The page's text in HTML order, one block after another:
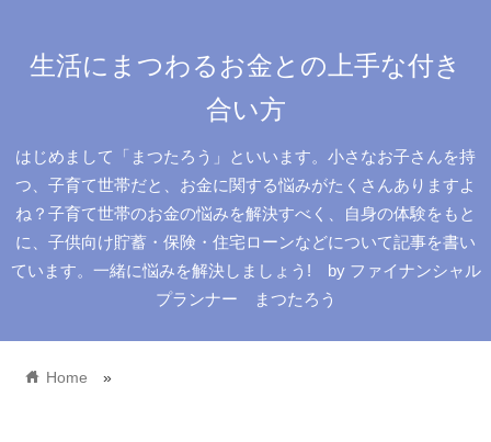
生活にまつわるお金との上手な付き
合い方
はじめまして「まつたろう」といいます。小さなお子さんを持
つ、子育て世帯だと、お金に関する悩みがたくさんありますよ
ね？子育て世帯のお金の悩みを解決すべく、自身の体験をもと
に、子供向け貯蓄・保険・住宅ローンなどについて記事を書い
ています。一緒に悩みを解決しましょう! by ファイナンシャル
プランナー まつたろう
home Home »